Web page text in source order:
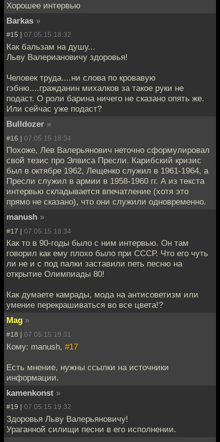
Хорошее интервью
Barkas »
#15 | 07.05.15 18:32
Как бальзам на душу...
Льву Валериановичу здоровья!
Человек труда....ни слова по кровавую
гэбню....гражданин михалков за такое руки не
подаст. О роли барина ничего не сказано опять же.
Или сейчас уже подаст?
Bulldozer »
#16 | 07.05.15 18:34
Похоже, Лев Валерьянович неточно сформулировал
свой тезис про Элвиса Пресли. Карибский кризис
был в октябре 1962, Лещенко служил в 1961-1964, а
Пресли служил в армии в 1958-1960 гг. А из текста
интервью складывается впечатление (хотя это
прямо не сказано), что они служили одновременно.
manush »
#17 | 07.05.15 18:34
Как то в 90-годы было с ним интервью. Он там
говорил как ему плохо было при СССР. Что его чуть
ли не и с под палки заставили петь песню на
открытие Олимпиады 80!
Как думаете камрады, мода на антисоветизм или
умение перекрашиваться во все цвета!?
Mag »
#18 | 07.05.15 19:31
Кому: manush, #17
Есть мнение, нужны ссылки на источники
информации.
kamenkonst »
#19 | 07.05.15 19:32
Здоровья Льву Валерьяновичу!
Ураганной силищи песни в его исполнении.